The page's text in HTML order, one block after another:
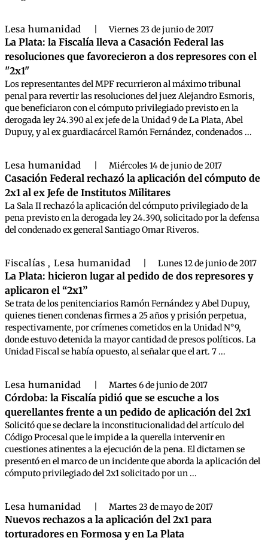
Lesa humanidad Viernes 23 de junio de 2017
La Plata: la Fiscalía lleva a Casación Federal las
resoluciones que favorecieron a dos represores con el
"2x1"
Los representantes del MPF recurrieron al máximo tribunal
penal para revertir las resoluciones del juez Alejandro Esmoris,
que beneficiaron con el cómputo privilegiado previsto en la
derogada ley 24.390 al ex jefe de la Unidad 9 de La Plata, Abel
Dupuy, y al ex guardiacárcel Ramón Fernández, condenados ...
Lesa humanidad Miércoles 14 de junio de 2017
Casación Federal rechazó la aplicación del cómputo de
2x1 al ex Jefe de Institutos Militares
La Sala II rechazó la aplicación del cómputo privilegiado de la
pena previsto en la derogada ley 24.390, solicitado por la defensa
del condenado ex general Santiago Omar Riveros.
Fiscalías , Lesa humanidad Lunes 12 de junio de 2017
La Plata: hicieron lugar al pedido de dos represores y
aplicaron el “2x1”
Se trata de los penitenciarios Ramón Fernández y Abel Dupuy,
quienes tienen condenas firmes a 25 años y prisión perpetua,
respectivamente, por crímenes cometidos en la Unidad N°9,
donde estuvo detenida la mayor cantidad de presos políticos. La
Unidad Fiscal se había opuesto, al señalar que el art. 7 ...
Lesa humanidad Martes 6 de junio de 2017
Córdoba: la Fiscalía pidió que se escuche a los
querellantes frente a un pedido de aplicación del 2x1
Solicitó que se declare la inconstitucionalidad del artículo del
Código Procesal que le impide a la querella intervenir en
cuestiones atinentes a la ejecución de la pena. El dictamen se
presentó en el marco de un incidente que aborda la aplicación del
cómputo privilegiado del 2x1 solicitado por un ...
Lesa humanidad Martes 23 de mayo de 2017
Nuevos rechazos a la aplicación del 2x1 para
torturadores en Formosa y en La Plata